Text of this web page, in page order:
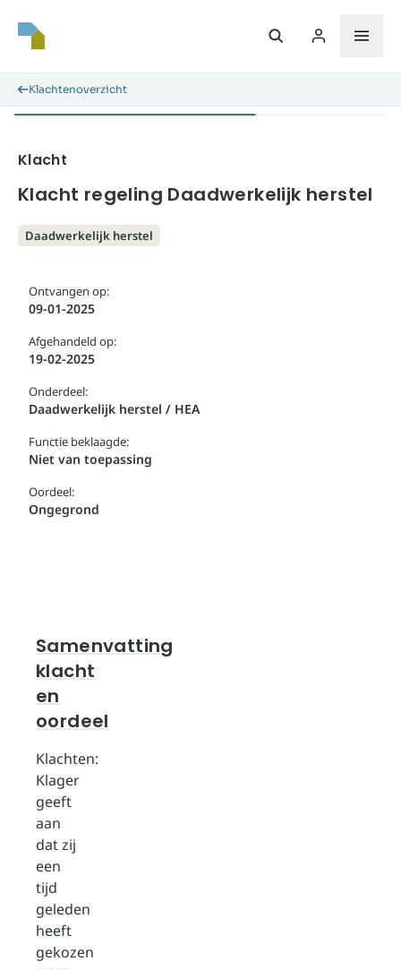
Klachtenoverzicht
Klacht regeling Daadwerkelijk herstel
Klacht
Daadwerkelijk herstel
Ontvangen op:
09-01-2025
Afgehandeld op:
19-02-2025
Onderdeel:
Daadwerkelijk herstel / HEA
Functie beklaagde:
Niet van toepassing
Oordeel:
Ongegrond
Samenvatting
klacht
en
oordeel
Klachten:
Klager
geeft
aan
dat zij
een
tijd
geleden
heeft
gekozen